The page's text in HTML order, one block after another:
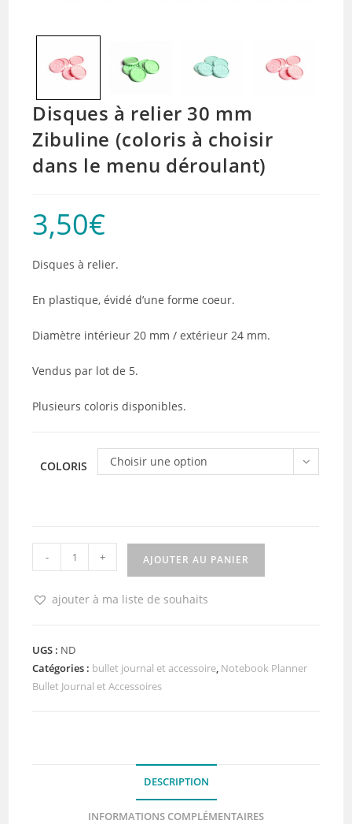
Disques à relier 30 mm
Zibuline (coloris à choisir
dans le menu déroulant)
3,50€
Disques à relier.
En plastique, évidé d’une forme coeur.
Diamètre intérieur 20 mm / extérieur 24 mm.
Vendus par lot de 5.
Plusieurs coloris disponibles.
COLORIS Choisir une option
quantité
de
Disques
30
mm
Zibuline
- + AJOUTER AU PANIER
ajouter à ma liste de souhaits
UGS : ND
Catégories : bullet journal et accessoire, Notebook Planner
Bullet Journal et Accessoires
DESCRIPTION
INFORMATIONS COMPLÉMENTAIRES